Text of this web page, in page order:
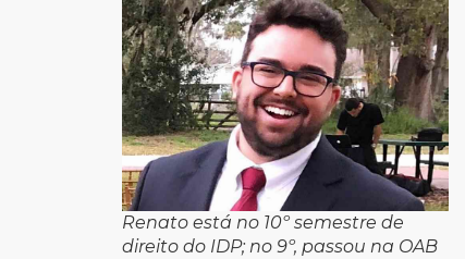
Renato está no 10º semestre de
direito do IDP; no 9º, passou na OAB